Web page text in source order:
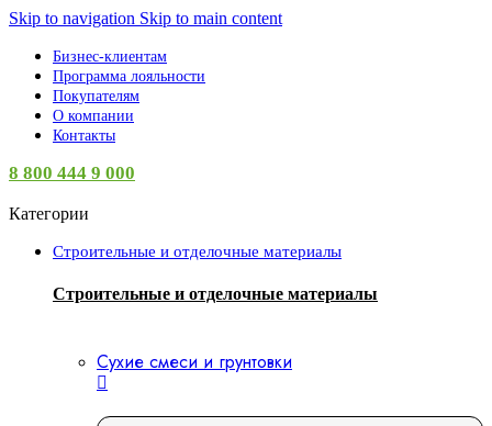
Skip to navigation Skip to main content
Бизнес-клиентам
Программа лояльности
Покупателям
О компании
Контакты
8 800 444 9 000
Категории
Строительные и отделочные материалы
Строительные и отделочные материалы
Сухие смеси и грунтовки